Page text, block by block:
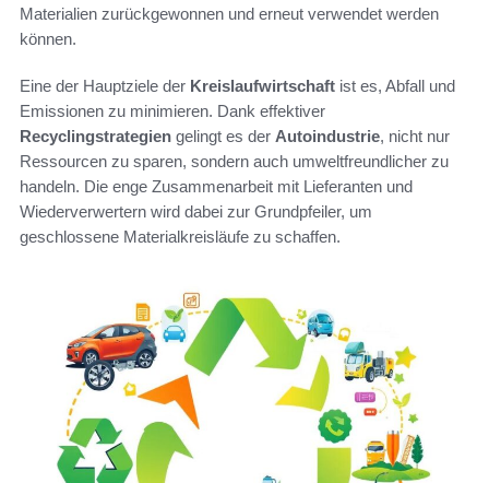
Materialien zurückgewonnen und erneut verwendet werden
können.
Eine der Hauptziele der Kreislaufwirtschaft ist es, Abfall und
Emissionen zu minimieren. Dank effektiver
Recyclingstrategien gelingt es der Autoindustrie, nicht nur
Ressourcen zu sparen, sondern auch umweltfreundlicher zu
handeln. Die enge Zusammenarbeit mit Lieferanten und
Wiederverwertern wird dabei zur Grundpfeiler, um
geschlossene Materialkreisläufe zu schaffen.